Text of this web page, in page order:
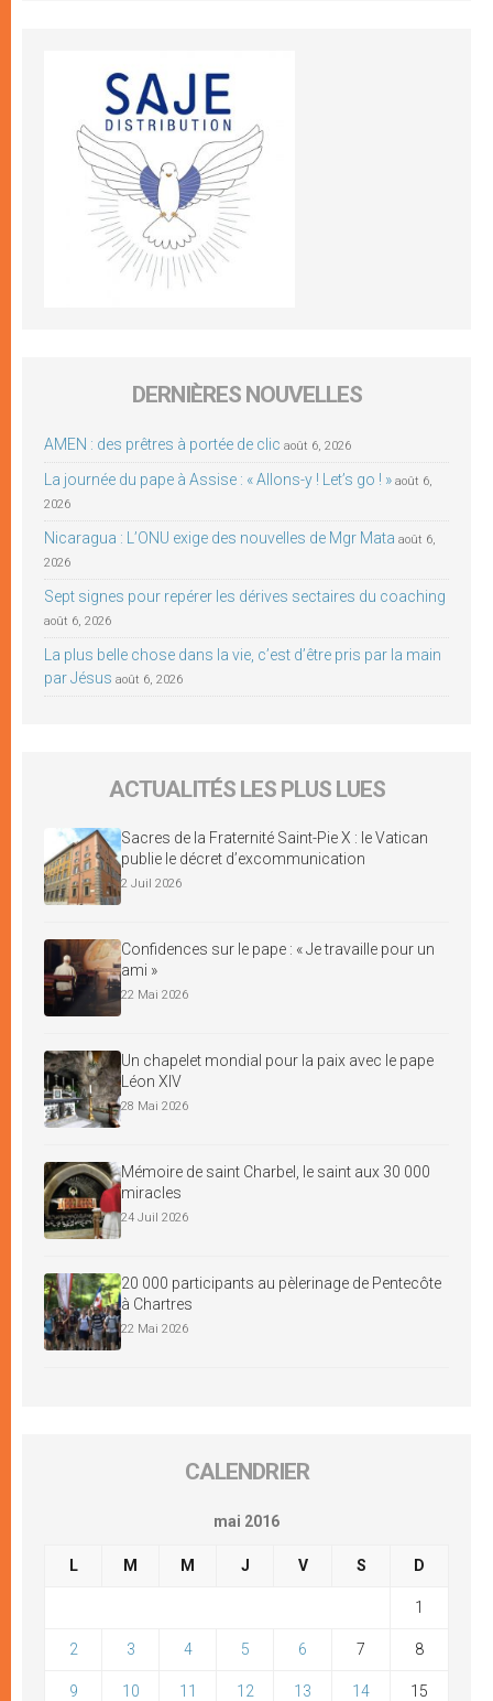
DERNIÈRES NOUVELLES
AMEN : des prêtres à portée de clic août 6, 2026
La journée du pape à Assise : « Allons-y ! Let’s go ! » août 6,
2026
Nicaragua : L’ONU exige des nouvelles de Mgr Mata août 6,
2026
Sept signes pour repérer les dérives sectaires du coaching
août 6, 2026
La plus belle chose dans la vie, c’est d’être pris par la main
par Jésus août 6, 2026
ACTUALITÉS LES PLUS LUES
Sacres de la Fraternité Saint-Pie X : le Vatican
publie le décret d’excommunication
2 Juil 2026
Confidences sur le pape : « Je travaille pour un
ami »
22 Mai 2026
Un chapelet mondial pour la paix avec le pape
Léon XIV
28 Mai 2026
Mémoire de saint Charbel, le saint aux 30 000
miracles
24 Juil 2026
20 000 participants au pèlerinage de Pentecôte
à Chartres
22 Mai 2026
CALENDRIER
mai 2016
L M M J V S D
1
2 3 4 5 6 7 8
9 10 11 12 13 14 15